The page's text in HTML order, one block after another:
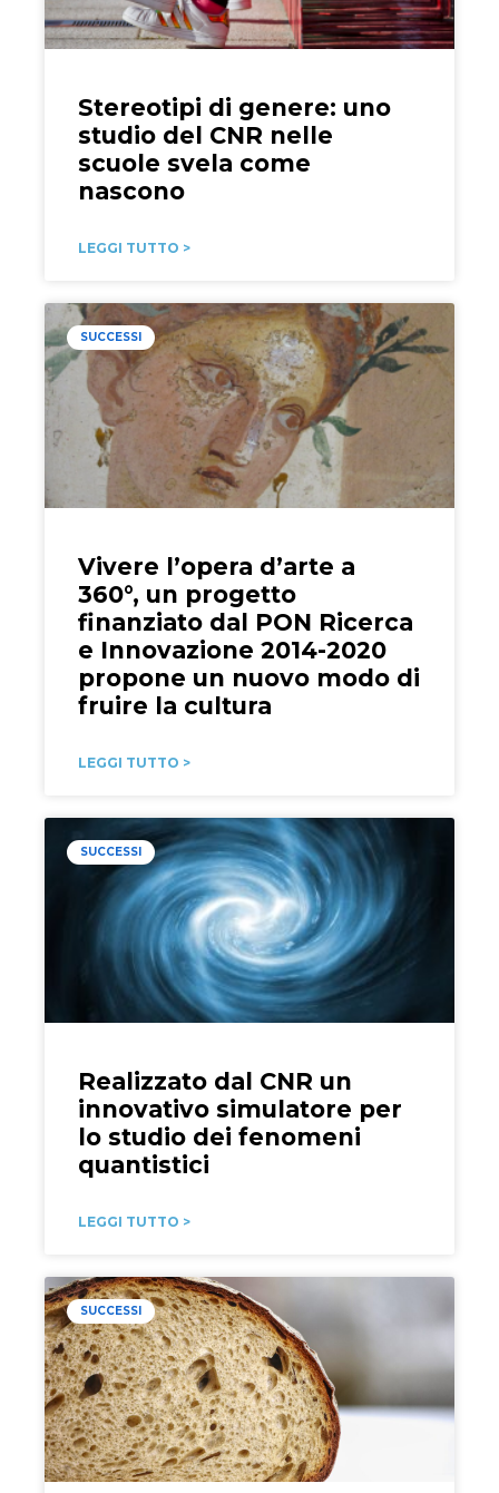
Stereotipi di genere: uno
studio del CNR nelle
scuole svela come
nascono
LEGGI TUTTO >
SUCCESSI
Vivere l’opera d’arte a
360°, un progetto
finanziato dal PON Ricerca
e Innovazione 2014-2020
propone un nuovo modo di
fruire la cultura
LEGGI TUTTO >
SUCCESSI
Realizzato dal CNR un
innovativo simulatore per
lo studio dei fenomeni
quantistici
LEGGI TUTTO >
SUCCESSI